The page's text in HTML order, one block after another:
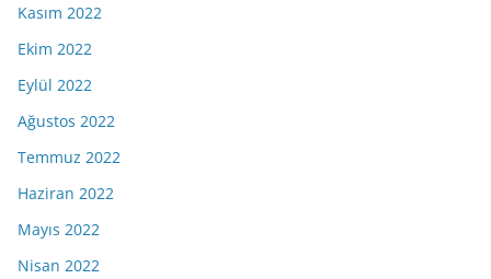
Kasım 2022
Ekim 2022
Eylül 2022
Ağustos 2022
Temmuz 2022
Haziran 2022
Mayıs 2022
Nisan 2022